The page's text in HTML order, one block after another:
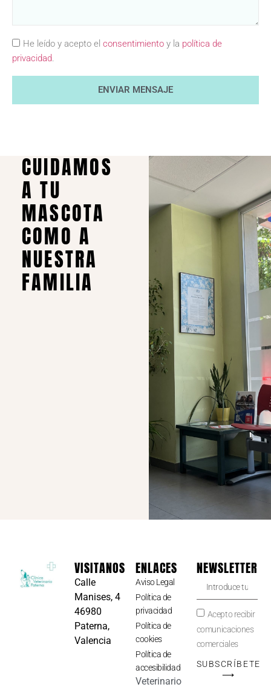
He leído y acepto el consentimiento y la política de
privacidad.
ENVIAR MENSAJE
CUIDAMOS
A TU
MASCOTA
COMO A
NUESTRA
FAMILIA
VISITANOS
Calle
Manises, 4
46980
Paterna,
Valencia
ENLACES
Aviso Legal
Política de
privacidad
Política de
cookies
Política de
accesibilidad
Veterinario
NEWSLETTER
Acepto recibir
comunicaciones
comerciales
SUBSCRÍBETE
⟶